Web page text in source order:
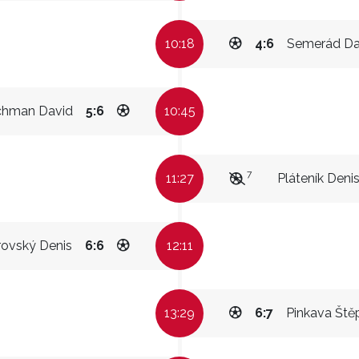
10:18 Semerád
4:6
David 5:6 10:45
11:27 Pláteník Denis
7
Denis 6:6 12:11
13:29 Pinkava
6:7